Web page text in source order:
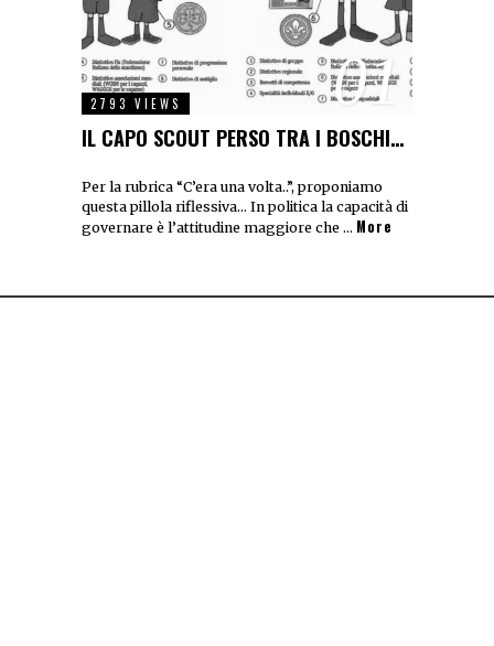
01
2793 VIEWS
IL CAPO SCOUT PERSO TRA I BOSCHI…
Per la rubrica “C’era una volta..”, proponiamo
questa pillola riflessiva… In politica la capacità di
governare è l’attitudine maggiore che … More